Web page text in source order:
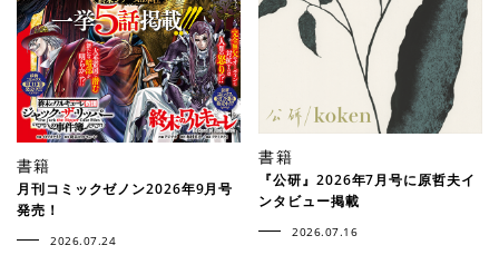
書籍
月刊コミックゼノン2026年9月号
発売！
2026.07.24
書籍
『公研』2026年7月号に原哲夫イ
ンタビュー掲載
2026.07.16